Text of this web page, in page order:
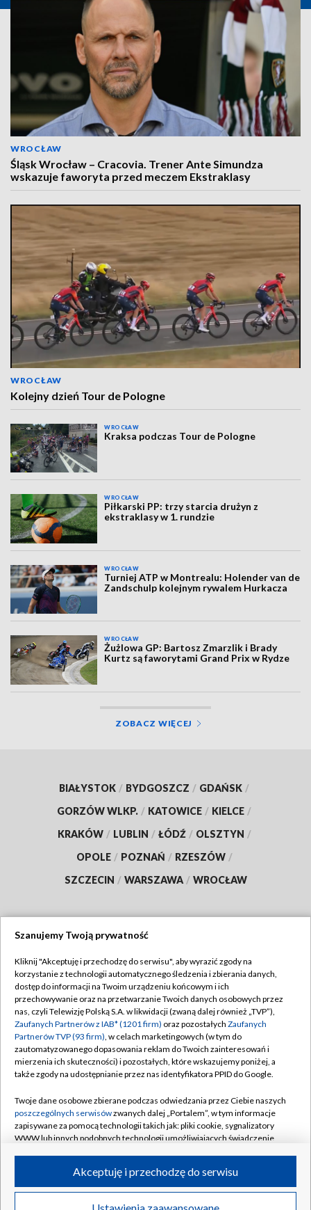
WROCŁAW
Śląsk Wrocław – Cracovia. Trener Ante Simundza
wskazuje faworyta przed meczem Ekstraklasy
WROCŁAW
Kolejny dzień Tour de Pologne
WROCŁAW
Kraksa podczas Tour de Pologne
WROCŁAW
Piłkarski PP: trzy starcia drużyn z
ekstraklasy w 1. rundzie
WROCŁAW
Turniej ATP w Montrealu: Holender van de
Zandschulp kolejnym rywalem Hurkacza
WROCŁAW
Żużlowa GP: Bartosz Zmarzlik i Brady
Kurtz są faworytami Grand Prix w Rydze
ZOBACZ WIĘCEJ
BIAŁYSTOK / BYDGOSZCZ / GDAŃSK /
GORZÓW WLKP. / KATOWICE / KIELCE /
KRAKÓW / LUBLIN / ŁÓDŹ / OLSZTYN /
OPOLE / POZNAŃ / RZESZÓW /
SZCZECIN / WARSZAWA / WROCŁAW
TVP
Abonament TVP
Emisja w TVP
Centrum informacji TVP
Naziemna Telewizja Cyfrowa
Rada Programowa
System NOS
Informacje o nadawcy
Program dla prasy
Regulamin TVP
Polityka prywatności
Moje zgody
Pomoc
Kontakt
Kanały
©2026 Telewizja Polska S.A. w likwidacji
Szanujemy Twoją prywatność
Kliknij "Akceptuję i przechodzę do serwisu", aby wyrazić zgody na
korzystanie z technologii automatycznego śledzenia i zbierania danych,
dostęp do informacji na Twoim urządzeniu końcowym i ich
przechowywanie oraz na przetwarzanie Twoich danych osobowych przez
nas, czyli Telewizję Polską S.A. w likwidacji (zwaną dalej również „TVP”),
Zaufanych Partnerów z IAB* (1201 firm) oraz pozostałych Zaufanych
Partnerów TVP (93 firm), w celach marketingowych (w tym do
zautomatyzowanego dopasowania reklam do Twoich zainteresowań i
mierzenia ich skuteczności) i pozostałych, które wskazujemy poniżej, a
także zgody na udostępnianie przez nas identyfikatora PPID do Google.
Twoje dane osobowe zbierane podczas odwiedzania przez Ciebie naszych
poszczególnych serwisówzwanych dalej „Portalem”, w tym informacje
zapisywane za pomocą technologii takich jak: pliki cookie, sygnalizatory
WWW lub innych podobnych technologii umożliwiających świadczenie
ruchu w Internecie.
Twoje dane osobowe zbierane podczas odwiedzania przez Ciebie
Akceptuję i przechodzę do serwisu